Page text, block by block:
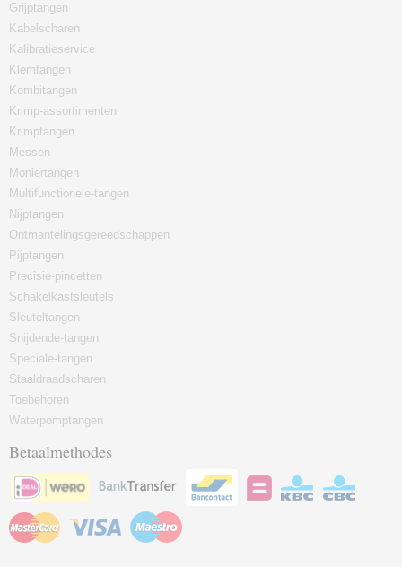
Grijptangen
Kabelscharen
Kalibratieservice
Klemtangen
Kombitangen
Krimp-assortimenten
Krimptangen
Messen
Moniertangen
Multifunctionele-tangen
Nijptangen
Ontmantelingsgereedschappen
Pijptangen
Precisie-pincetten
Schakelkastsleutels
Sleuteltangen
Snijdende-tangen
Speciale-tangen
Staaldraadscharen
Toebehoren
Waterpomptangen
Betaalmethodes